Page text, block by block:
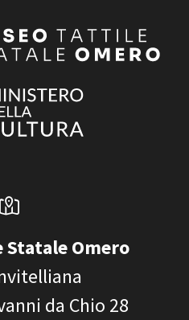
Statale Omero
da Chio 28